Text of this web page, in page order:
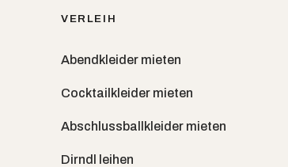
VERLEIH
Abendkleider mieten
Cocktailkleider mieten
Abschlussballkleider mieten
Dirndl leihen